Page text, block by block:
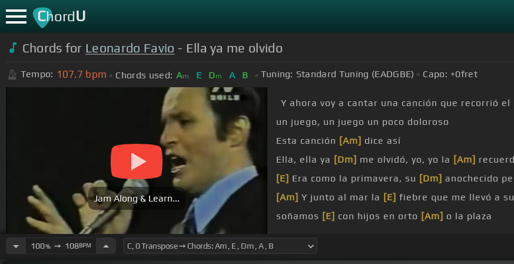
ChordU
Chords for Leonardo Favio - Ella ya me olvido
Tempo: 107.7 bpm Chords used: Am E Dm A B Tuning: Standard Tuning (EADGBE) Capo: +0fret
Jam Along & Learn...
Y ahora voy a cantar una canción que recorrió
un juego, un juego un poco doloroso
Esta canción [Am] dice así
Ella, ella ya [Dm] me olvidó, yo, yo la [Am]
[E] Era como la primavera, su [Dm] anochecido
[Am] Y junto al mar la [E] fiebre que me llevó a su
soñamos [E] con hijos en orto [Am] o la plaza
100%➙ 108BPM